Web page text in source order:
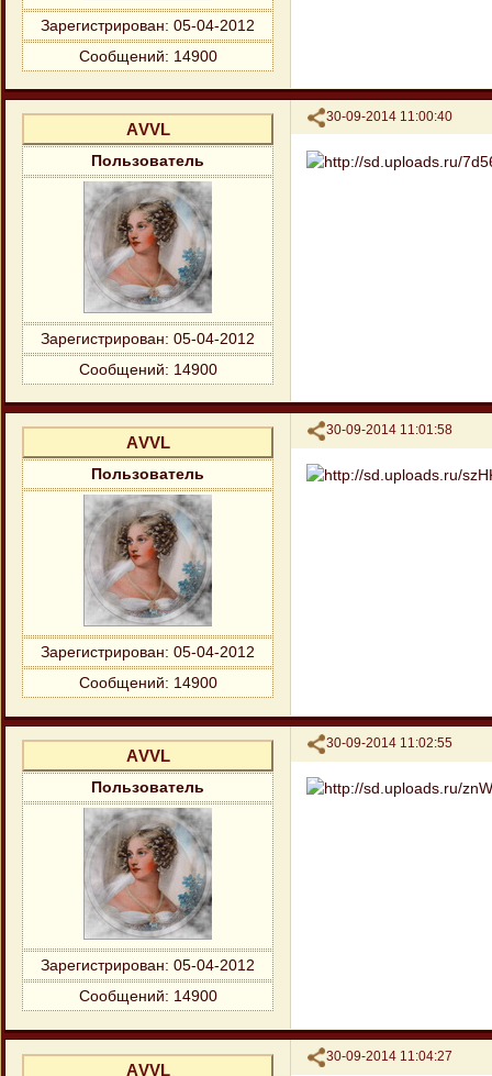
Зарегистрирован: 05-04-2012
Сообщений: 14900
Поделиться
30-09-2014 11:00:40
АVVL
Пользователь
Зарегистрирован: 05-04-2012
Сообщений: 14900
Поделиться
30-09-2014 11:01:58
АVVL
Пользователь
Зарегистрирован: 05-04-2012
Сообщений: 14900
Поделиться
30-09-2014 11:02:55
АVVL
Пользователь
Зарегистрирован: 05-04-2012
Сообщений: 14900
Поделиться
30-09-2014 11:04:27
АVVL